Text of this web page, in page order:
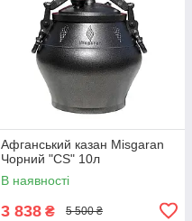
Афганський казан Misgaran
Чорний "CS" 10л
В наявності
3 838 ₴ 5 500 ₴